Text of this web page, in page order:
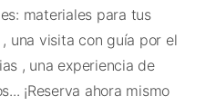
materiales para tus
una visita con guía por el
, una experiencia de
¡Reserva ahora mismo